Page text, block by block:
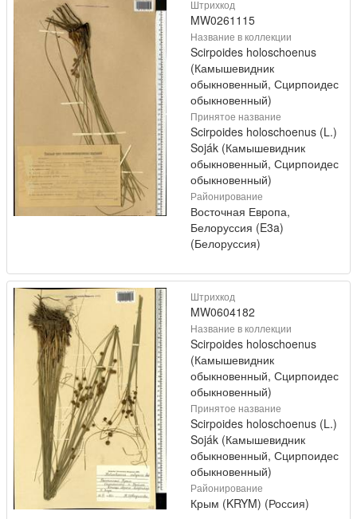
Штрихкод
MW0261115
Название в коллекции
Scirpoides holoschoenus
(Камышевидник
обыкновенный, Сцирпоидес
обыкновенный)
Принятое название
Scirpoides holoschoenus (L.)
Soják (Камышевидник
обыкновенный, Сцирпоидес
обыкновенный)
Районирование
Восточная Европа,
Белоруссия (E3a)
(Белоруссия)
Штрихкод
MW0604182
Название в коллекции
Scirpoides holoschoenus
(Камышевидник
обыкновенный, Сцирпоидес
обыкновенный)
Принятое название
Scirpoides holoschoenus (L.)
Soják (Камышевидник
обыкновенный, Сцирпоидес
обыкновенный)
Районирование
Крым (KRYM) (Россия)